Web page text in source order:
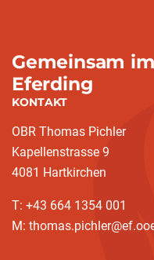
Gemeinsam
Eferding
KONTAKT
OBR Thomas Pichler
Kapellenstrasse 9
4081 Hartkirchen
T: +43 664 1354 001
M: